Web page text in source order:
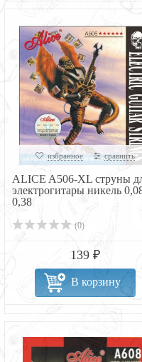
избранное сравнить
ALICE A506-XL струны
электрогитары никель
0,38
(0)
139 ₽
В корзину